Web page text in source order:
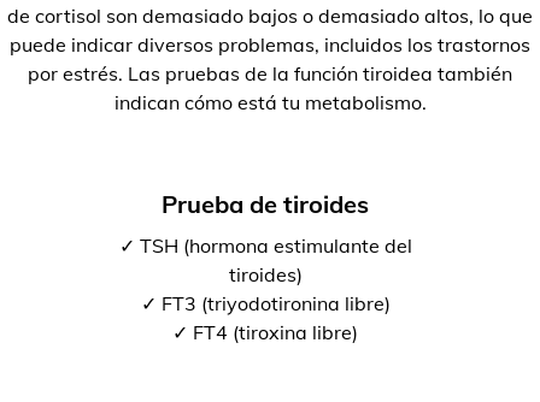
de cortisol son demasiado bajos o demasiado altos, lo que
puede indicar diversos problemas, incluidos los trastornos
por estrés. Las pruebas de la función tiroidea también
indican cómo está tu metabolismo.
Prueba de tiroides
✓ TSH (hormona estimulante del
tiroides)
✓ FT3 (triyodotironina libre)
✓ FT4 (tiroxina libre)